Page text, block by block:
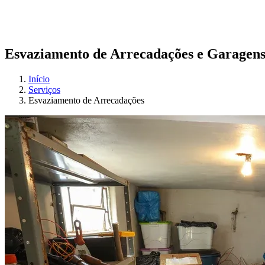
Esvaziamento de Arrecadações e Garagens
Início
Serviços
Esvaziamento de Arrecadações